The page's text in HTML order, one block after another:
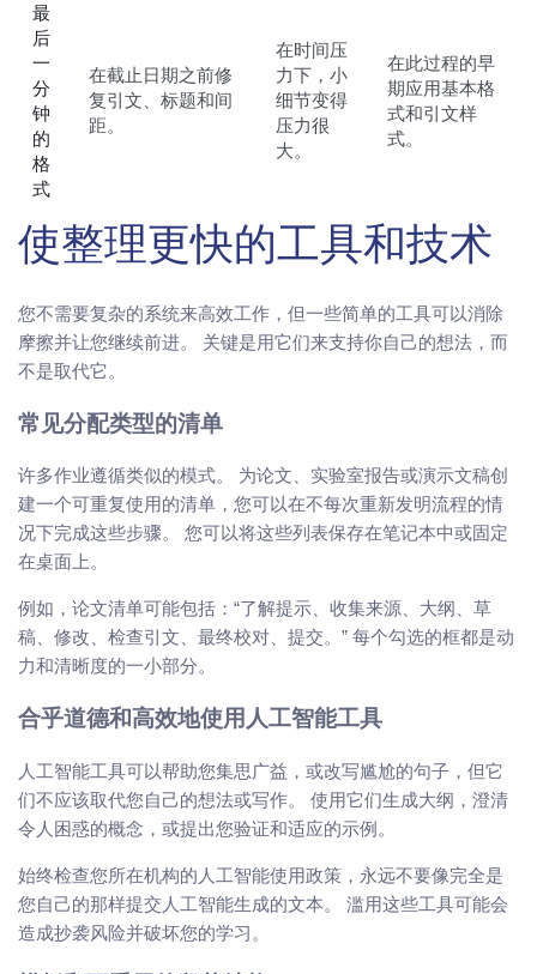
最
后
一
分
钟
的
格
式
在截止日期之前修
复引文、标题和间
距。
在时间压
力下，小
细节变得
压力很
大。
在此过程的早
期应用基本格
式和引文样
式。
使整理更快的工具和技术
您不需要复杂的系统来高效工作，但一些简单的工具可以消除
摩擦并让您继续前进。 关键是用它们来支持你自己的想法，而
不是取代它。
常见分配类型的清单
许多作业遵循类似的模式。 为论文、实验室报告或演示文稿创
建一个可重复使用的清单，您可以在不每次重新发明流程的情
况下完成这些步骤。 您可以将这些列表保存在笔记本中或固定
在桌面上。
例如，论文清单可能包括：“了解提示、收集来源、大纲、草
稿、修改、检查引文、最终校对、提交。” 每个勾选的框都是动
力和清晰度的一小部分。
合乎道德和高效地使用人工智能工具
人工智能工具可以帮助您集思广益，或改写尴尬的句子，但它
们不应该取代您自己的想法或写作。 使用它们生成大纲，澄清
令人困惑的概念，或提出您验证和适应的示例。
始终检查您所在机构的人工智能使用政策，永远不要像完全是
您自己的那样提交人工智能生成的文本。 滥用这些工具可能会
造成抄袭风险并破坏您的学习。